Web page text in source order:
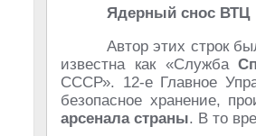
Ядерный снос ВТЦ
Автор этих строк
известна как «Служба
СССР». 12-е Главное
безопасное хранение,
арсенала страны. В то